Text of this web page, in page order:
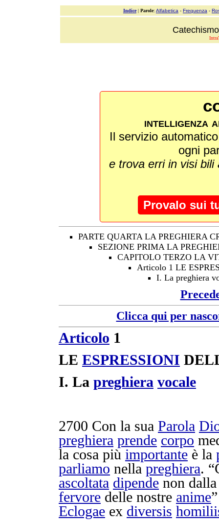
Indice| Parole: Alfabetica - Frequenza -
intelligenza
Il servizio
ogni
e trova erri in visi
Provalo sui
PARTE QUARTA LA PREGHIERA
SEZIONE PRIMA LA
CAPITOLO TERZO LA
Articolo 1 LE
I. La preghiera
Clicca qui per
Articolo 1
LE ESPRESSIONI
I. La preghiera vocale
2700 Con la sua Parola
preghiera prende corpo
la cosa più importante è la
parliamo nella preghiera.
ascoltata dipende non
fervore delle nostre anime
Eclogae ex diversis